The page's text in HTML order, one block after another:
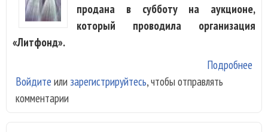
продана в субботу на аукционе,
который проводила организация
«Литфонд».
Подробнее
Войдите или зарегистрируйтесь, чтобы отправлять
комментарии